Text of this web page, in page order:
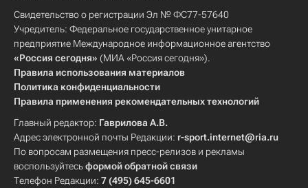
Свидетельство о регистрации Эл № ФС77-57640
Учредитель: Федеральное государственное унитарное
предприятие Международное информационное агентство
«Россия сегодня» (МИА «Россия сегодня»).
Правила использования материалов
Политика конфиденциальности
Правила применения рекомендательных технологий
Главный редактор: Гаврилова А.В.
Адрес электронной почты Редакции: r-sport.internet@ria.ru
По вопросам размещения пресс-релизов и рекламы
воспользуйтесьформой обратной связи
Телефон Редакции: 7 (495) 645-6601